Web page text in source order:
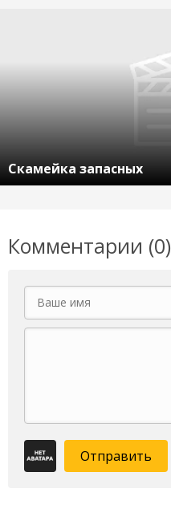
Скамейка запасных
Комментарии (0)
Отправить